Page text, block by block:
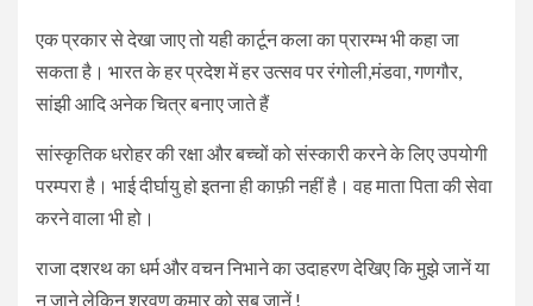
एक प्रकार से देखा जाए तो यही कार्टून कला का प्रारम्भ भी कहा जा
सकता है। भारत के हर प्रदेश में हर उत्सव पर रंगोली,मंडवा, गणगौर,
सांझी आदि अनेक चित्र बनाए जाते हैं
सांस्कृतिक धरोहर की रक्षा और बच्चों को संस्कारी करने के लिए उपयोगी
परम्परा है। भाई दीर्घायु हो इतना ही काफ़ी नहीं है। वह माता पिता की सेवा
करने वाला भी हो।
राजा दशरथ का धर्म और वचन निभाने का उदाहरण देखिए कि मुझे जानें या
न जाने लेकिन श्रवण कुमार को सब जानें !